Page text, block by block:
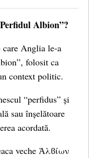
Albion”?
care Anglia le-a
folosit ca
context politic.
“perfidus” și
sau înșelătoare
acordată.
veche Ἀλϐίων